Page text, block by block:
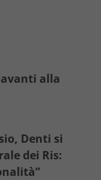
alla
Denti si
dei Ris: